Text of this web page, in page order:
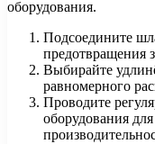
оборудования.
Подсоедините
предотвращения
Выбирайте
равномерного
Проводите
оборудования